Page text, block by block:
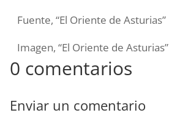
Fuente, “El Oriente de Asturias”
Imagen, “El Oriente de Asturias”
0 comentarios
Enviar un comentario